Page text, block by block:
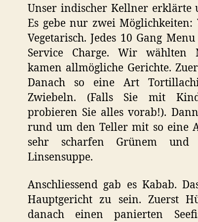
Unser indischer Kellner erklärte
Es gebe nur zwei Möglichkeiten:
Vegetarisch. Jedes 10 Gang
Service Charge. Wir wählten
kamen allmögliche Gerichte.
Danach so eine Art
Zwiebeln. (Falls Sie mit
probieren Sie alles vorab!).
rund um den Teller mit so eine
sehr scharfen Grünem und
Linsensuppe.
Anschliessend gab es Kabab.
Hauptgericht zu sein. Zuerst
danach einen panierten